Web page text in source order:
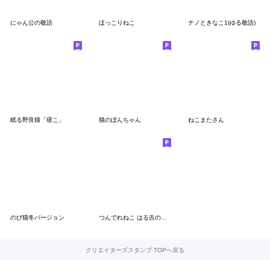
にゃん公の敬語 ほっこりねこ ナノときなこ1(ゆる敬語)
眠る野良猫「寝こ」 猫のぼんちゃん ねこまたさん
のび猫冬バージョン
クリエイターズスタンプ TOPへ戻る